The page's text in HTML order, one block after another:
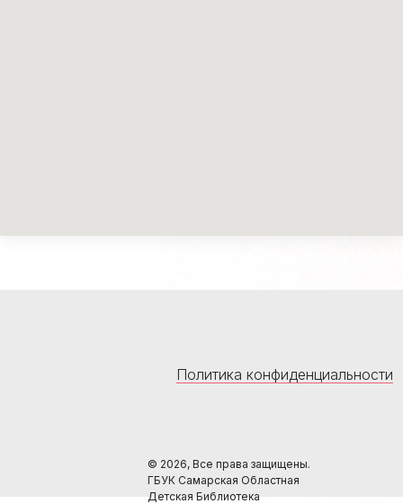
Политика конфиденциальности
© 2026, Все права защищены.
ГБУК Самарская Областная
Детская Библиотека